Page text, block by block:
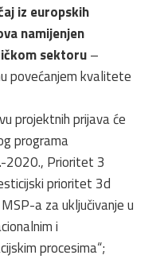
iz europskih
namijenjen
sektoru–
povećanjem kvalitete
projektnih prijava će
programa
2020., Prioritet 3
prioritet 3d
a za uključivanje u
i
procesima“;